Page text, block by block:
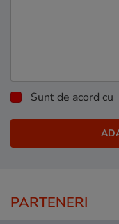
Sunt de acord cu
PARTENERI